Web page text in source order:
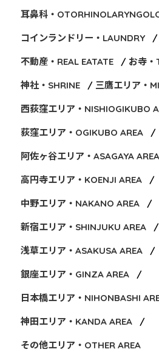
耳鼻科・
コインランドリー・LAUNDRY
不動産・REAL EATATE お寺・
神社・SHRINE 三鷹エリア・
西荻窪エリア・NISHIOGIKUBO
荻窪エリア・OGIKUBO AREA
阿佐ヶ谷エリア・ASAGAYA AREA
高円寺エリア・KOENJI AREA
中野エリア・NAKANO AREA
新宿エリア・SHINJUKU AREA
浅草エリア・ASAKUSA AREA
銀座エリア・GINZA AREA
日本橋エリア・NIHONBASHI
神田エリア・KANDA AREA
その他エリア・OTHER AREA